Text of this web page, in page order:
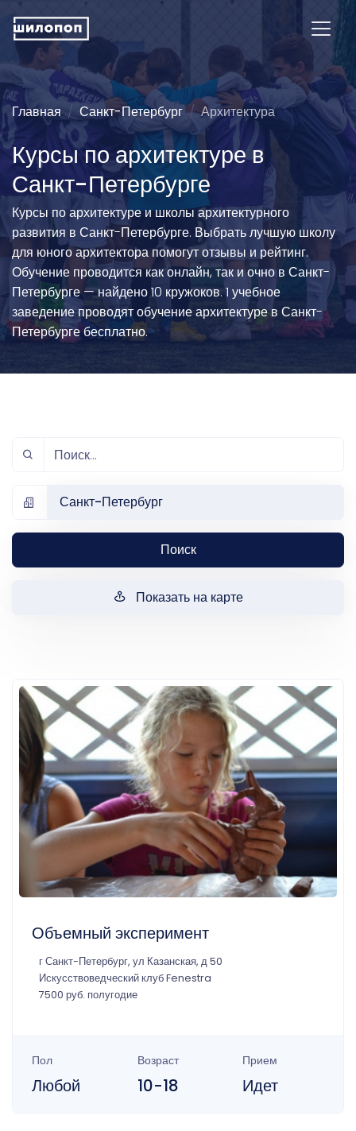
Главная Санкт-Петербург Архитектура
Курсы по архитектуре в
Санкт-Петербурге
Курсы по архитектуре и школы архитектурного
развития в Санкт-Петербурге. Выбрать лучшую школу
для юного архитектора помогут отзывы и рейтинг.
Обучение проводится как онлайн, так и очно в Санкт-
Петербурге — найдено 10 кружоков. 1 учебное
заведение проводят обучение архитектуре в Санкт-
Петербурге бесплатно.
Санкт-Петербург
Поиск
Показать на карте
Объемный эксперимент
г Санкт-Петербург, ул Казанская, д 50
Искусствоведческий клуб Fenestra
7500 руб. полугодие
Пол
Любой
Возраст
10-18
Прием
Идет